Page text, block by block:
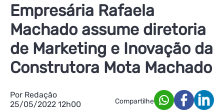
Empresária Rafaela
Machado assume diretoria
de Marketing e Inovação da
Construtora Mota Machado
Por Redação
25/05/2022 12h00
Compartilhe